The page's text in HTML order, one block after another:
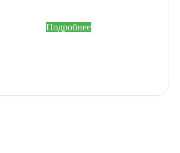
Подробнее